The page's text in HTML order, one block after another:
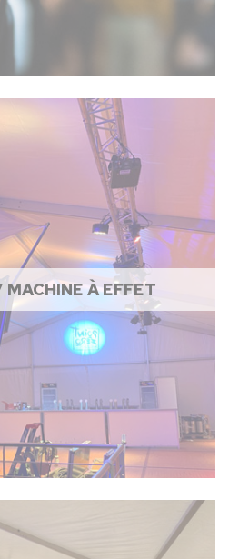
À EFFET